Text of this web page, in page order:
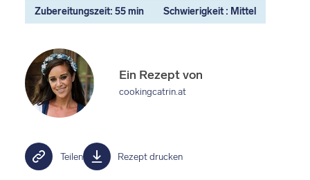
Zubereitungszeit: 55 min Schwierigkeit : Mittel
Ein Rezept von
cookingcatrin.at
Teilen Rezept drucken